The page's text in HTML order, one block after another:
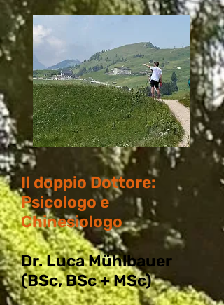
Il doppio Dottore:
Psicologo e
Chinesiologo
Dr. Luca Mühlbauer
(BSc, BSc + MSc)